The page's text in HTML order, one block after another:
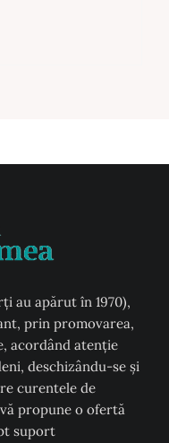
au apărut în 1970),
prin promovarea,
acordând atenţie
deschizându-se şi
curentele de
propune o ofertă
suport